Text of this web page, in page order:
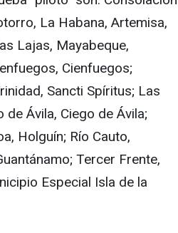
La Habana, Artemisa,
Lajas, Mayabeque,
Cienfuegos;
Sancti Spíritus; Las
de Ávila, Ciego de Ávila;
Holguín; Río Cauto,
Tercer Frente,
Especial Isla de la